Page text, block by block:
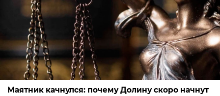
Маятник качнулся: почему Долину скоро начнут